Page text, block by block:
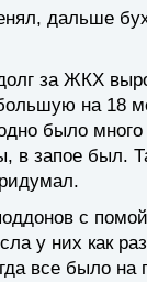
дальше
за ЖКХ
на 18
было
в запое был.
с
у них как
все было